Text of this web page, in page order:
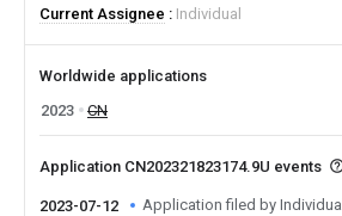
Current Assignee
Individual
Worldwide applications
2023
CN
Application CN202321823174.9U events
2023-07-12 Application filed by Individual